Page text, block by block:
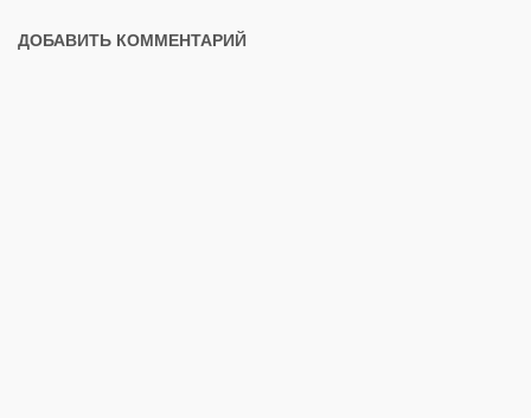
ДОБАВИТЬ КОММЕНТАРИЙ